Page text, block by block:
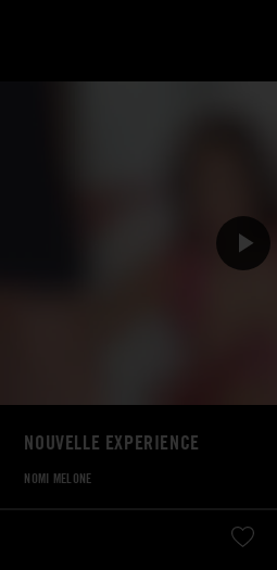
NOUVELLE EXPERIENCE
NOMI MELONE